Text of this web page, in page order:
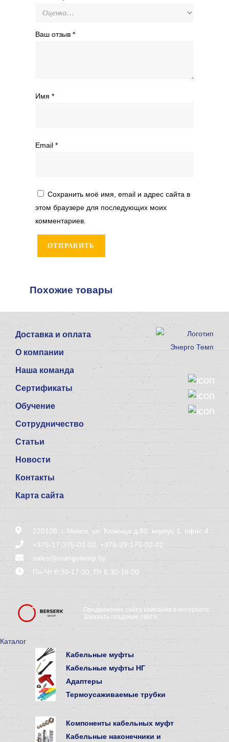
Ваш отзыв *
Имя *
Email *
Сохранить моё имя, email и адрес сайта в
этом браузере для последующих моих
комментариев.
Похожие товары
Доставка и оплата
О компании
Наша команда
Сертификаты
Обучение
Сотрудничество
Статьи
Новости
Контакты
Карта сайта
220108, г. Минск, ул. Казинца д.92, корпус 1, офис 4
+375-17-375-02-02
+375-29-175-02-02
sales@energotemp.by
Пн-Чт 8:30-17:30, Пт 8:30-16:00
Продвижение сайта компании в интернете
Заказать создание сайта
Каталог
Кабельные муфты
Кабельные муфты НГ
Адаптеры
Термоусаживаемые трубки
Компоненты кабельных муфт
Кабельные наконечники и